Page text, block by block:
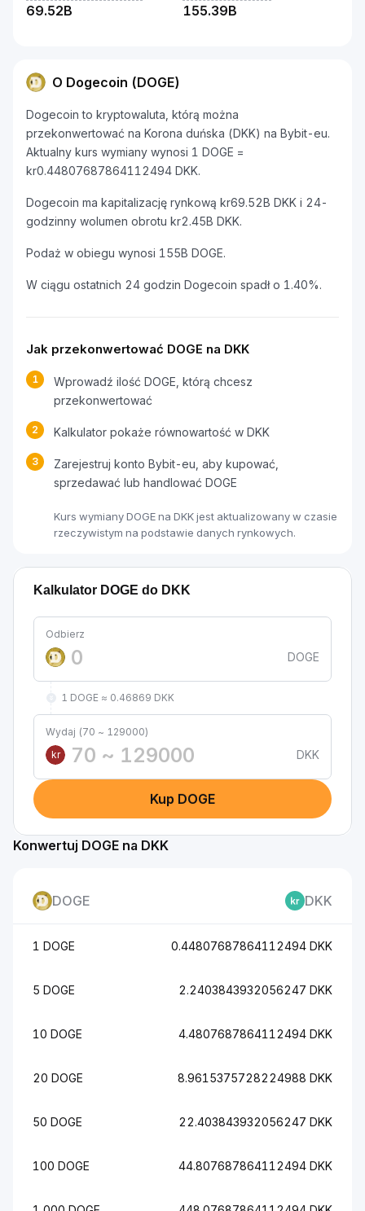
69.52B 155.39B
O Dogecoin (DOGE)
Dogecoin to kryptowaluta, którą można
przekonwertować na Korona duńska (DKK) na Bybit-eu.
Aktualny kurs wymiany wynosi 1 DOGE =
kr0.44807687864112494 DKK.
Dogecoin ma kapitalizację rynkową kr69.52B DKK i 24-
godzinny wolumen obrotu kr2.45B DKK.
Podaż w obiegu wynosi 155B DOGE.
W ciągu ostatnich 24 godzin Dogecoin spadł o 1.40%.
Jak przekonwertować DOGE na DKK
1
Wprowadź ilość DOGE, którą chcesz
przekonwertować
2 Kalkulator pokaże równowartość w DKK
3
Zarejestruj konto Bybit-eu, aby kupować,
sprzedawać lub handlować DOGE
Kurs wymiany DOGE na DKK jest aktualizowany w czasie
rzeczywistym na podstawie danych rynkowych.
Kalkulator DOGE do DKK
Odbierz
DOGE
1 DOGE ≈ 0.46869 DKK
Wydaj (70 ~ 129000)
kr
DKK
Kup DOGE
Konwertuj DOGE na DKK
DOGE DKK
1 DOGE 0.44807687864112494 DKK
5 DOGE 2.2403843932056247 DKK
10 DOGE 4.4807687864112494 DKK
20 DOGE 8.9615375728224988 DKK
50 DOGE 22.403843932056247 DKK
100 DOGE 44.807687864112494 DKK